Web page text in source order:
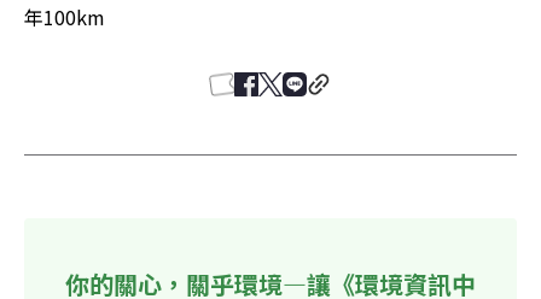
年100km
你的關心，關乎環境—讓《環境資訊中